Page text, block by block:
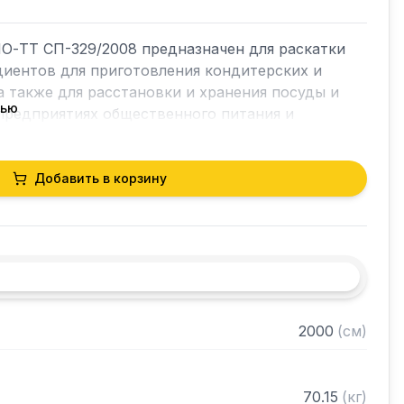
ТТ СП-329/2008 предназначен для раскатки
для приготовления кондитерских и
также для расстановки и хранения посуды и
общественного питания и
40 мм)
стали AISI 304 толщиной 0,8 мм
виде
Добавить в корзину
2000 (см)
70.15 (кг)